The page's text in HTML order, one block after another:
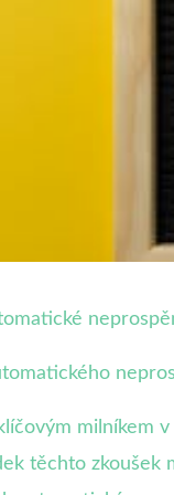
Vás
Jan Štěpánekmilníkem
těchto zkoušek